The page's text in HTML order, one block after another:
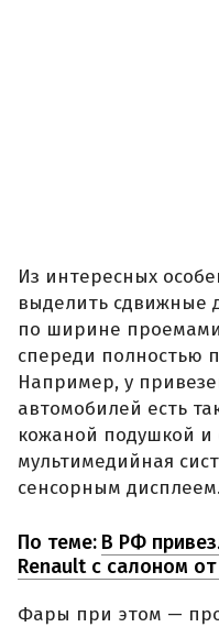
Из интересных
выделить сдвижные
по ширине
спереди полностью
Например, у
автомобилей есть
кожаной подушкой и
мультимедийная
сенсорным дисплеем.
По теме: В РФ
Renault с салоном
Фары при этом —